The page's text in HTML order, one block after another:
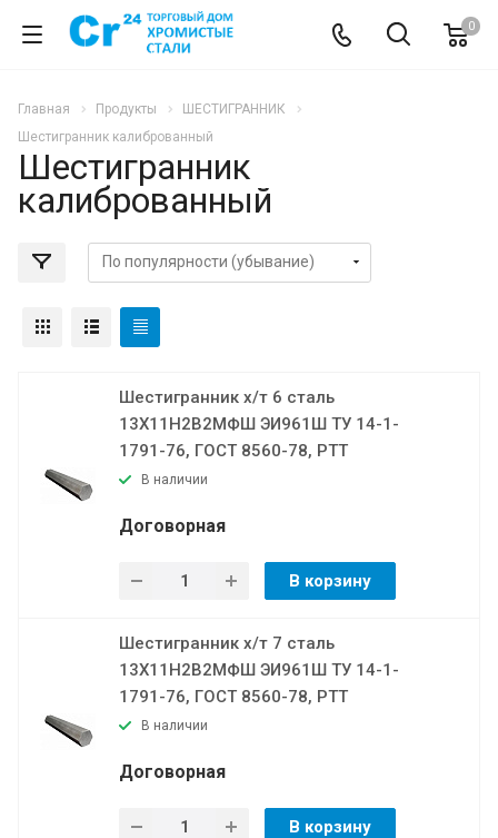
0
Главная Продукты
ШЕСТИГРАННИК
Шестигранник калиброванный
Шестигранник
калиброванный
Шестигранник х/т 6 сталь
13Х11Н2В2МФШ ЭИ961Ш ТУ 14-1-
1791-76, ГОСТ 8560-78, РТТ
В наличии
Договорная
В корзину
Шестигранник х/т 7 сталь
13Х11Н2В2МФШ ЭИ961Ш ТУ 14-1-
1791-76, ГОСТ 8560-78, РТТ
В наличии
Договорная
В корзину